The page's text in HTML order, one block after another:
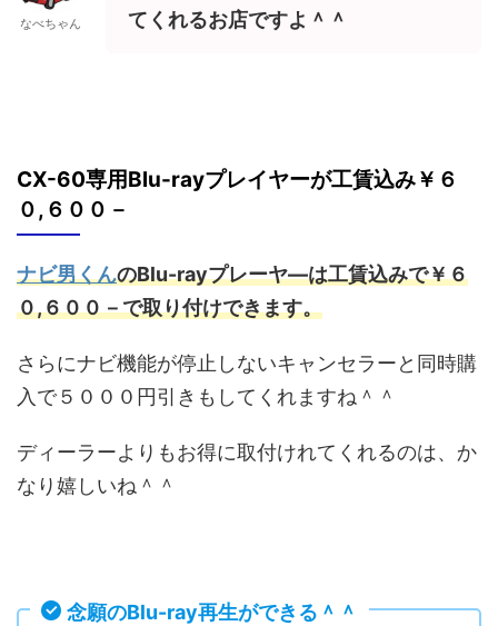
なべちゃん
てくれるお店ですよ＾＾
CX-60専用Blu-rayプレイヤーが工賃込み￥６
０,６００－
ナビ男くんのBlu-rayプレーヤ―は工賃込みで￥６
０,６００－で取り付けできます。
さらにナビ機能が停止しないキャンセラーと同時購
入で５０００円引きもしてくれますね＾＾
ディーラーよりもお得に取付けれてくれるのは、か
なり嬉しいね＾＾
念願のBlu-ray再生ができる＾＾